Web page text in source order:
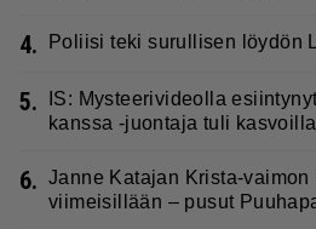
4. Poliisi teki surullisen löydön
5.
IS: Mysteerivideolla
kanssa -juontaja tuli
6. Janne Katajan Krista-vaimon
viimeisillään – pusut